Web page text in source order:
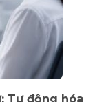
Tự động hóa